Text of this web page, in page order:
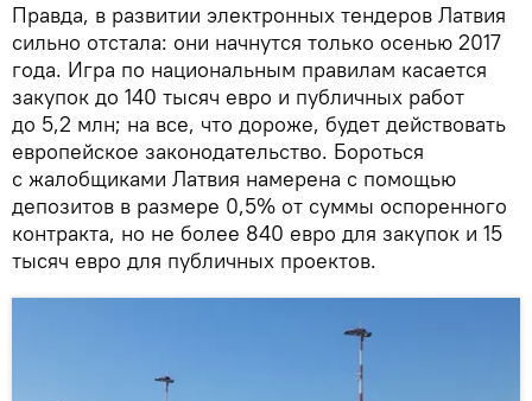
Правда, в развитии электронных тендеров Латвия
сильно отстала: они начнутся только осенью 2017
года. Игра по национальным правилам касается
закупок до 140 тысяч евро и публичных работ
до 5,2 млн; на все, что дороже, будет действовать
европейское законодательство. Бороться
с жалобщиками Латвия намерена с помощью
депозитов в размере 0,5% от суммы оспоренного
контракта, но не более 840 евро для закупок и 15
тысяч евро для публичных проектов.